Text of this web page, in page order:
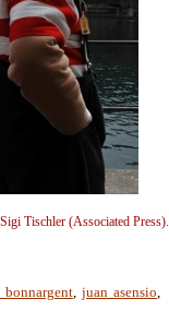
Tischler (Associated Press).
bonnargent, juan asensio,